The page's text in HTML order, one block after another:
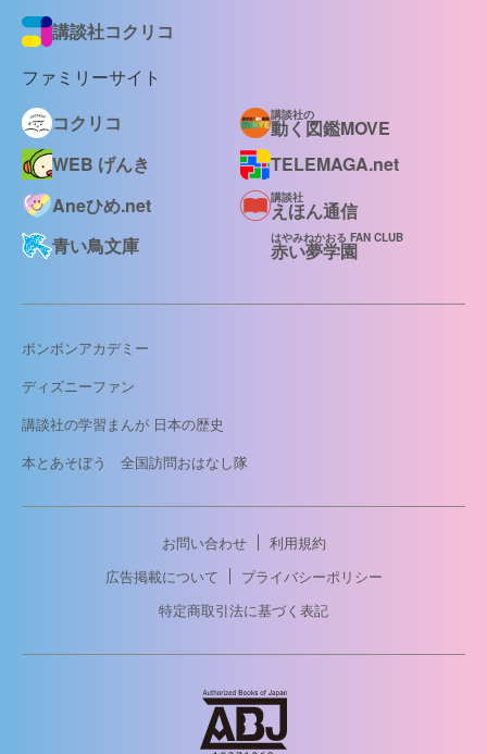
講談社コクリコ
ファミリーサイト
コクリコ
講談社の
動く図鑑MOVE
WEB げんき
TELEMAGA.net
Aneひめ.net
講談社
えほん通信
青い鳥文庫
はやみねかおる FAN CLUB
赤い夢学園
ボンボンアカデミー
ディズニーファン
講談社の学習まんが 日本の歴史
本とあそぼう 全国訪問おはなし隊
お問い合わせ
利用規約
広告掲載について
プライバシーポリシー
特定商取引法に基づく表記